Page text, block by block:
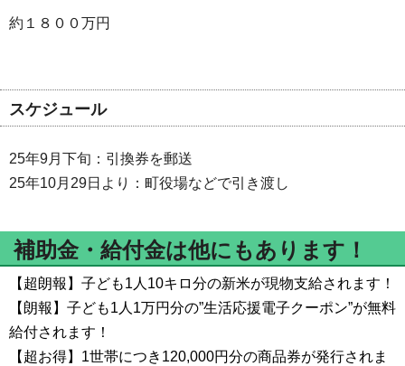
約１８００万円
スケジュール
25年9月下旬：引換券を郵送
25年10月29日より：町役場などで引き渡し
補助金・給付金は他にもあります！
【超朗報】子ども1人10キロ分の新米が現物支給されます！
【朗報】子ども1人1万円分の”生活応援電子クーポン”が無料
給付されます！
【超お得】1世帯につき120,000円分の商品券が発行されま